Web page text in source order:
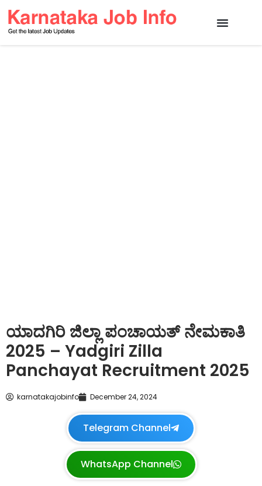
ಯಾದಗಿರಿ ಜಿಲ್ಲಾ ಪಂಚಾಯತ್ ನೇಮಕಾತಿ
2025 – Yadgiri Zilla
Panchayat Recruitment 2025
karnatakajobinfo December 24, 2024
Telegram Channel
WhatsApp Channel